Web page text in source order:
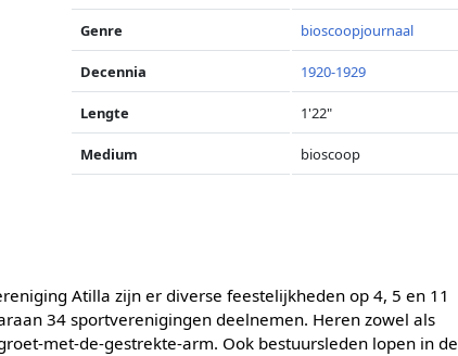
Genre bioscoopjournaal
Decennia 1920-1929
Lengte 1'22"
Medium bioscoop
Atilla zijn er diverse feestelijkheden op 4, 5 en 11
34 sportverenigingen deelnemen. Heren zowel als
met-de-gestrekte-arm. Ook bestuursleden lopen in de